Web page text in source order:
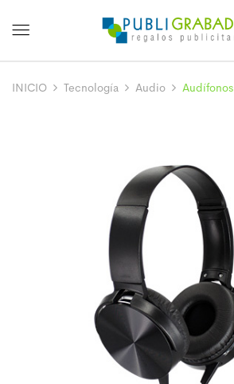
INICIO Tecnología Audio Audífonos